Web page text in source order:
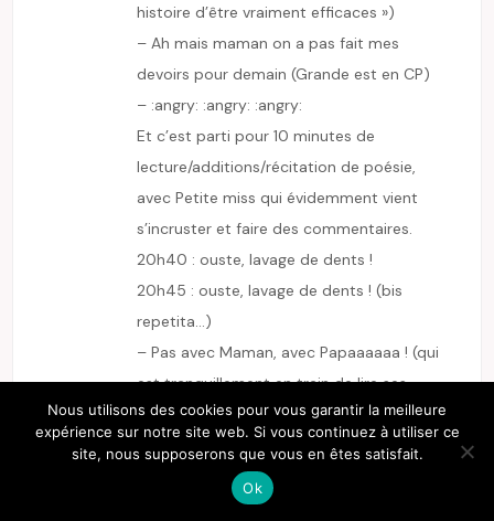
histoire d’être vraiment efficaces »)
– Ah mais maman on a pas fait mes
devoirs pour demain (Grande est en CP)
– :angry: :angry: :angry:
Et c’est parti pour 10 minutes de
lecture/additions/récitation de poésie,
avec Petite miss qui évidemment vient
s’incruster et faire des commentaires.
20h40 : ouste, lavage de dents !
20h45 : ouste, lavage de dents ! (bis
repetita…)
– Pas avec Maman, avec Papaaaaaa ! (qui
est tranquillement en train de lire ses
mails à cette heure-ci, pour la trentième
fois de la journée)
Le temps que Papa s’y colle, il est 20h50
– Bon maintenant chacune choisit un
Nous utilisons des cookies pour vous garantir la meilleure
expérience sur notre site web. Si vous continuez à utiliser ce
site, nous supposerons que vous en êtes satisfait.
Ok